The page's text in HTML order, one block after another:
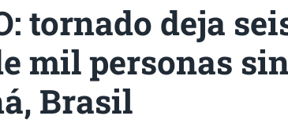
tornado deja
mil personas
Brasil